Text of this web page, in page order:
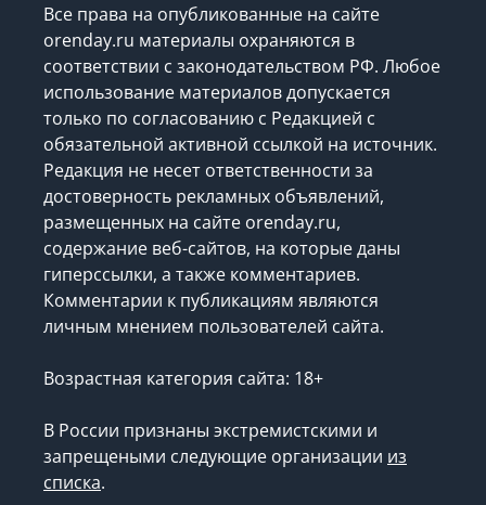
Все права на опубликованные на сайте
orenday.ru материалы охраняются в
соответствии с законодательством РФ. Любое
использование материалов допускается
только по согласованию с Редакцией с
обязательной активной ссылкой на источник.
Редакция не несет ответственности за
достоверность рекламных объявлений,
размещенных на сайте orenday.ru,
содержание веб-сайтов, на которые даны
гиперссылки, а также комментариев.
Комментарии к публикациям являются
личным мнением пользователей сайта.
Возрастная категория сайта: 18+
В России признаны экстремистскими и
запрещеными следующие организации из
списка.